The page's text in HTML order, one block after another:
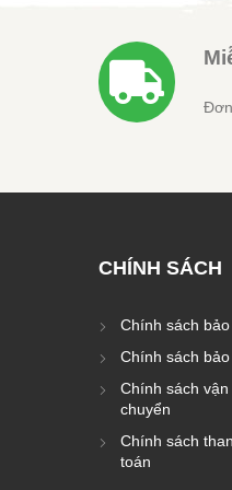
CHÍNH SÁCH
Chính sách
Chính sách
Chính sách vận
chuyển
Chính sách
toán